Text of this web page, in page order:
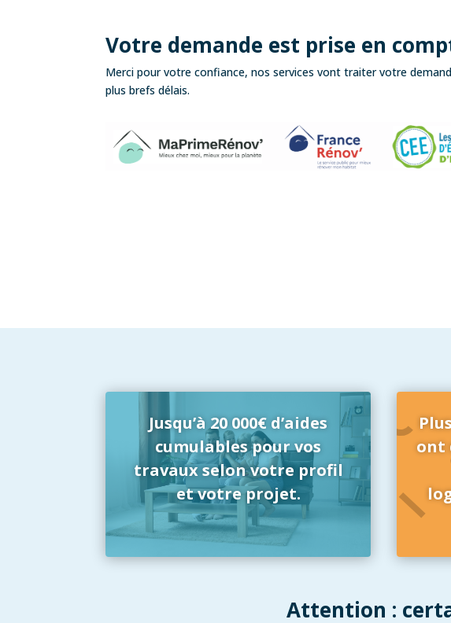
Votre demande est prise en
Merci pour votre confiance, nos services vont traiter votre
plus brefs délais.
Jusqu’à 20 000€ d’aides
cumulables pour vos
travaux selon votre profil
et votre projet.
ont
Attention :